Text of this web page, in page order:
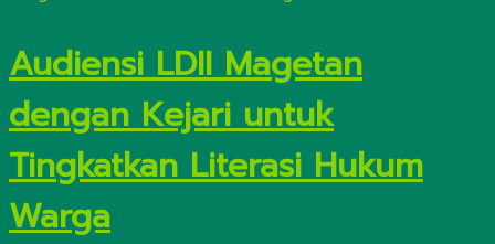
Audiensi LDII Magetan
dengan Kejari untuk
Tingkatkan Literasi Hukum
Warga